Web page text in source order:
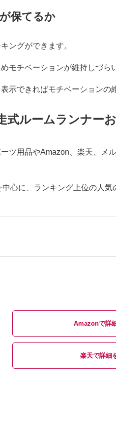
保てるか
ングができます。
モチベーションが維持しづら
示できればモチベーションの
式ルームランナー
ツ用品やAmazon、楽天、メ
心に、ランキング上位の人
Amazon
楽天